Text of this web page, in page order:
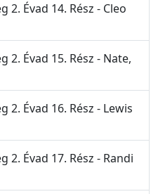
2. Évad 14. Rész - Cleo
2. Évad 15. Rész - Nate,
2. Évad 16. Rész - Lewis
2. Évad 17. Rész - Randi